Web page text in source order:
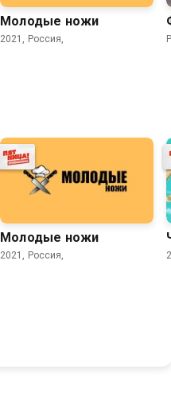
Молодые ножи
2021, Россия,
Молодые ножи
2021, Россия,